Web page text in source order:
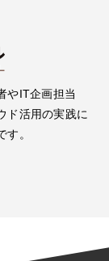
やIT企画担当
ド活用の実践に
。